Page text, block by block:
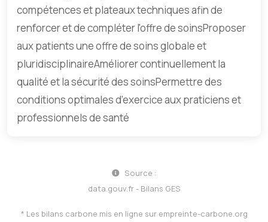
compétences et plateaux techniques afin de
renforcer et de compléter l'offre de soinsProposer
aux patients une offre de soins globale et
pluridisciplinaireAméliorer continuellement la
qualité et la sécurité des soinsPermettre des
conditions optimales d’exercice aux praticiens et
professionnels de santé
Source :
data.gouv.fr - Bilans GES
* Les bilans carbone mis en ligne sur empreinte-carbone.org